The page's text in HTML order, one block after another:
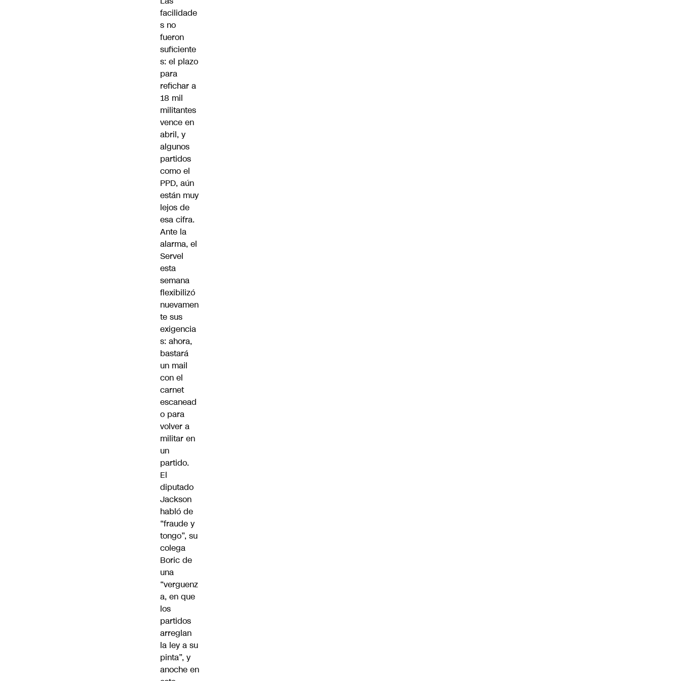
facilidade
s no
fueron
suficiente
s: el plazo
para
refichar a
18 mil
militantes
vence en
abril, y
algunos
partidos
como el
PPD, aún
están muy
lejos de
esa cifra.
Ante la
alarma, el
Servel
esta
semana
flexibilizó
nuevamen
te sus
exigencia
s: ahora,
bastará
un mail
con el
carnet
escanead
o para
volver a
militar en
un
partido.
El
diputado
Jackson
habló de
“fraude y
tongo”, su
colega
Boric de
una
“verguenz
a, en que
los
partidos
arreglan
la ley a su
pinta”, y
anoche en